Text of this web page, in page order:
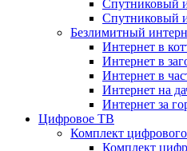
Безлимитный
Интернет в
Интернет в
Интернет в
Интернет на
Интернет за
Цифровое ТВ
Комплект
Комплект